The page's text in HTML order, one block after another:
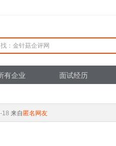
有企业 面试经历
18 来自 匿名网友